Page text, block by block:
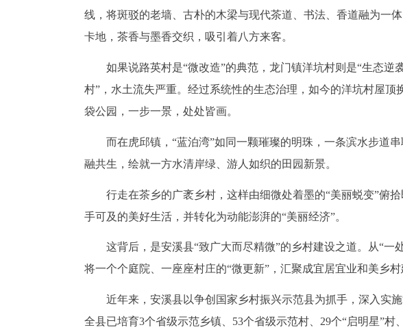
线，将斑驳的老墙、古朴的木梁与现代茶道、书法、香道融为一
卡地，茶香与墨香交织，吸引着八方来客。
如果说路英村是“微改造”的典范，龙门镇洋坑村则是“生态逆
村”，水土流失严重。经过系统性的生态治理，如今的洋坑村屋
袋公园，一步一景，处处皆画。
而在虎邱镇，“蓝泊湾”如同一颗璀璨的明珠，一条滨水步道
融共生，绘就一方水清岸绿、游人如织的田园新景。
行走在茶乡的广袤乡村，这样由细微处着墨的“美丽蜕变”俯
手可及的美好生活，并转化为动能澎湃的“美丽经济”。
这背后，是安溪县“致广大而尽精微”的乡村建设之道。从“一
将一个个庭院、一座座村庄的“微更新”，汇聚成宜居宜业和美乡村
近年来，安溪县以争创国家乡村振兴示范县为抓手，深入实
全县已培育3个省级示范乡镇、53个省级示范村、29个“启明星”村